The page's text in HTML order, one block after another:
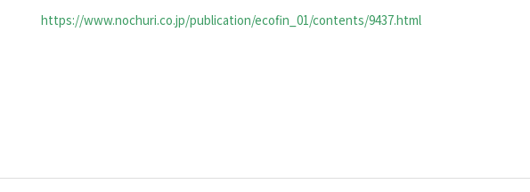
https://www.nochuri.co.jp/publication/ecofin_01/contents/9437.html